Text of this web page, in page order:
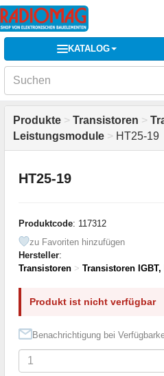
KATALOG
Produkte > Transistoren >
Leistungsmodule > HT25-19
HT25-19
Produktcode: 117312
zu Favoriten hinzufügen
Hersteller:
Transistoren > Transistoren
Produkt ist nicht verfügbar
Benachrichtigung bei